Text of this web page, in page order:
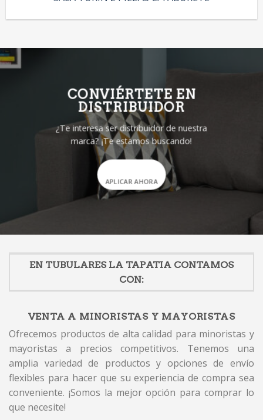
CONVIÉRTETE EN
DISTRIBUIDOR
¿Te interesa ser distribuidor de nuestra
marca? ¡Te estamos buscando!
APLICAR AHORA
EN TUBULARES LA TAPATIA CONTAMOS
CON:
VENTA A MINORISTAS Y MAYORISTAS
Ofrecemos productos de alta calidad para minoristas y
mayoristas a precios competitivos. Tenemos una
amplia variedad de productos y opciones de envío
flexibles para hacer que su experiencia de compra sea
conveniente. ¡Somos la mejor opción para comprar lo
que necesite!